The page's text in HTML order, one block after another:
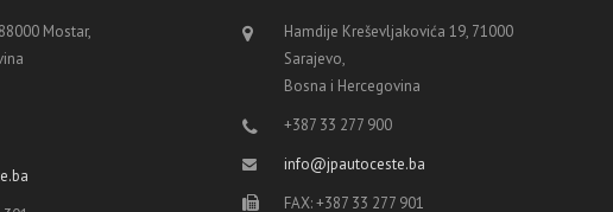
Mostar,
Hamdije Kreševljakovića 19, 71000
Sarajevo,
Bosna i Hercegovina
+387 33 277 900
info@jpautoceste.ba
FAX: +387 33 277 901